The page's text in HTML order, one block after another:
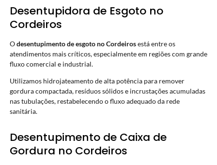
Desentupidora de Esgoto no
Cordeiros
Odesentupimento de esgoto no Cordeirosestá entre os
atendimentos mais críticos, especialmente em regiões com grande
fluxo comercial e industrial.
Utilizamos hidrojateamento de alta potência para remover
gordura compactada, resíduos sólidos e incrustações acumuladas
nas tubulações, restabelecendo o fluxo adequado da rede
sanitária.
Desentupimento de Caixa de
Gordura no Cordeiros